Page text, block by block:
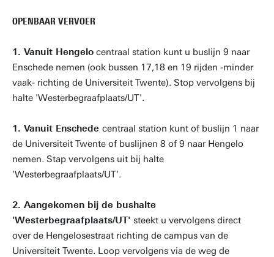
OPENBAAR VERVOER
1. Vanuit Hengelo centraal station kunt u buslijn 9 naar
Enschede nemen (ook bussen 17,18 en 19 rijden -minder
vaak- richting de Universiteit Twente). Stop vervolgens bij
halte 'Westerbegraafplaats/UT'.
1. Vanuit Enschede centraal station kunt of buslijn 1 naar
de Universiteit Twente of buslijnen 8 of 9 naar Hengelo
nemen. Stap vervolgens uit bij halte
'Westerbegraafplaats/UT'.
2. Aangekomen bij de bushalte
'Westerbegraafplaats/UT' steekt u vervolgens direct
over de Hengelosestraat richting de campus van de
Universiteit Twente. Loop vervolgens via de weg de